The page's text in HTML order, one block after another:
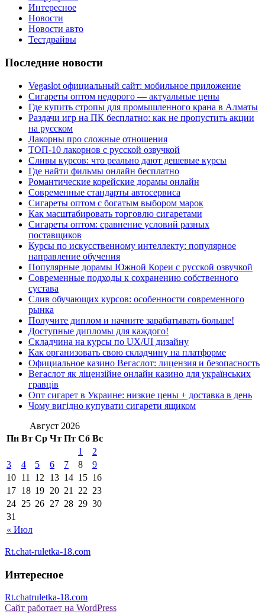
Интересное
Новости
Новости авто
Тестдрайвы
Последние новости
Vegaslot официальный сайт: мобильное приложение
Сигареты оптом недорого — актуальные цены
Где купить стропы для промышленного крана в Алматы
Раздачи игр на ПК бесплатно: как не пропустить акции
на русском
Лакорны про сложные отношения
ТОП-10 лакорнов с русской озвучкой
Сливы курсов: что реально дают дешевые курсы
Где найти фильмы онлайн бесплатно
Романтические корейские дорамы онлайн
Современные стандарты автосервиса
Сигареты оптом с богатым выбором марок
Как масштабировать торговлю сигаретами
Сигареты оптом: сравнение условий разных
поставщиков
Курсы по искусственному интеллекту: популярное
направление обучения
Популярные дорамы Южной Кореи с русской озвучкой
Современные подходы к сохранению собственного
сустава
Слив обучающих курсов: особенности современного
рынка
Получите диплом и начните зарабатывать больше!
Доступные дипломы для каждого!
Складчина на курсы по UX/UI дизайну
Как организовать свою складчину на платформе
Официальное казино Вегаслот: лицензия и безопасность
Вегаслот як ліцензійне онлайн казино для українських
гравців
Опт сигарет в Украине: низкие цены + доставка в день
Чому вигідно купувати сигарети ящиком
Август 2026
Пн Вт Ср Чт Пт Сб Вс
« Июл
1
2
3
4 5 6 7 8
9
10 11 12 13 14 15 16
17 18 19 20 21 22 23
24 25 26 27 28 29 30
31
Rt.chat-ruletka-18.com
Интересное
Rt.chatruletka-18.com
Сайт работает на WordPress